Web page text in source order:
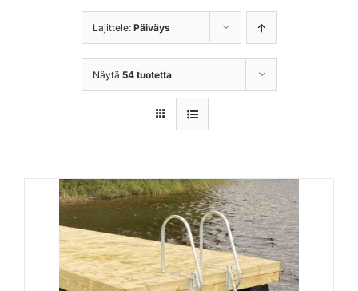
Valmistajat
Rahoitus
Asiakaskokemuksia
Lajittele: Päiväys
Näytä 54 tuotetta